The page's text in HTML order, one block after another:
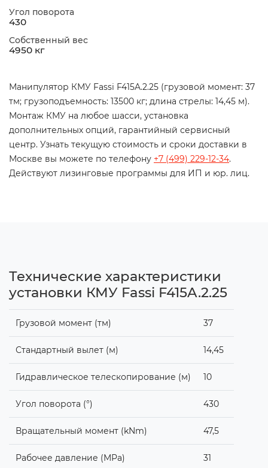
Угол поворота
430
Собственный вес
4950 кг
Манипулятор КМУ Fassi F415A.2.25 (грузовой момент: 37
тм; грузоподъемность: 13500 кг; длина стрелы: 14,45 м).
Монтаж КМУ на любое шасси, установка
дополнительных опций, гарантийный сервисный
центр. Узнать текущую стоимость и сроки доставки в
Москве вы можете по телефону +7 (499) 229-12-34.
Действуют лизинговые программы для ИП и юр. лиц.
Технические характеристики
установки КМУ Fassi F415A.2.25
Грузовой момент (тм) 37
Стандартный вылет (м) 14,45
Гидравлическое телескопирование (м) 10
Угол поворота (°) 430
Вращательный момент (kNm) 47,5
Рабочее давление (MPa) 31